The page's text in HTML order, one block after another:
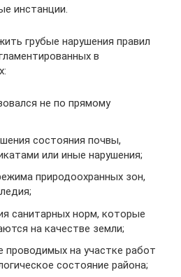
инстанции.
грубые нарушения правил
в
не по прямому
состояния почвы,
или иные нарушения;
природоохранных зон,
санитарных норм, которые
на качестве земли;
проводимых на участке работ
состояние района;